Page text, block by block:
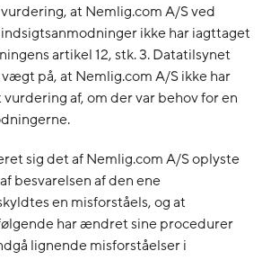
at Nemlig.com A/S ved
ikke har iagttaget
artikel 12, stk. 3. Datatilsynet
på, at Nemlig.com A/S ikke har
af, om der var behov for en
sig det af Nemlig.com A/S oplyste
besvarelsen af den ene
en misforståels, og at
har ændret sine procedurer
lignende misforståelser i